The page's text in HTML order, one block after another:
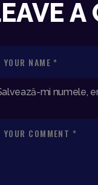
A
mi numele,